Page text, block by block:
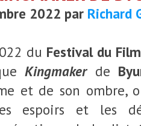
2022 par Richard
du Festival du
Kingmaker de
et de son ombre,
espoirs et les